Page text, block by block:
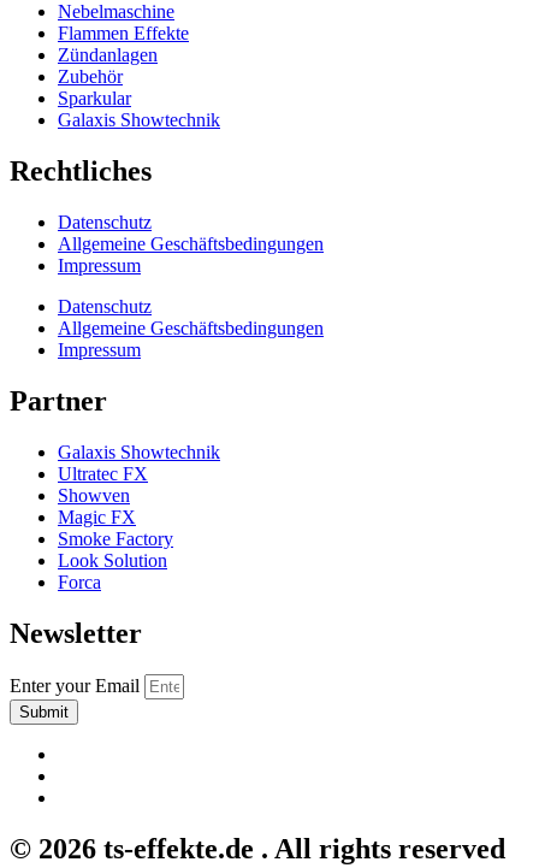
Nebelmaschine
Flammen Effekte
Zündanlagen
Zubehör
Sparkular
Galaxis Showtechnik
Rechtliches
Datenschutz
Allgemeine Geschäftsbedingungen
Impressum
Datenschutz
Allgemeine Geschäftsbedingungen
Impressum
Partner
Galaxis Showtechnik
Ultratec FX
Showven
Magic FX
Smoke Factory
Look Solution
Forca
Newsletter
Enter your Email
Submit
© 2026 ts-effekte.de . All rights reserved